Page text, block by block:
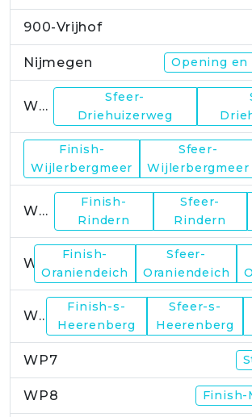
900-Vrijhof
Nijmegen Opening en
WP1
Sfeer-
Driehuizerweg
Finish-
Wijlerbergmeer
Sfeer-
Wijlerbergmeer
WP4
Finish-
Rindern
Sfeer-
Rindern
Finish-
Oraniendeich
Sfeer-
Oraniendeich
WP6
Finish-s-
Heerenberg
Sfeer-s-
Heerenberg
WP7
WP8 Finish-